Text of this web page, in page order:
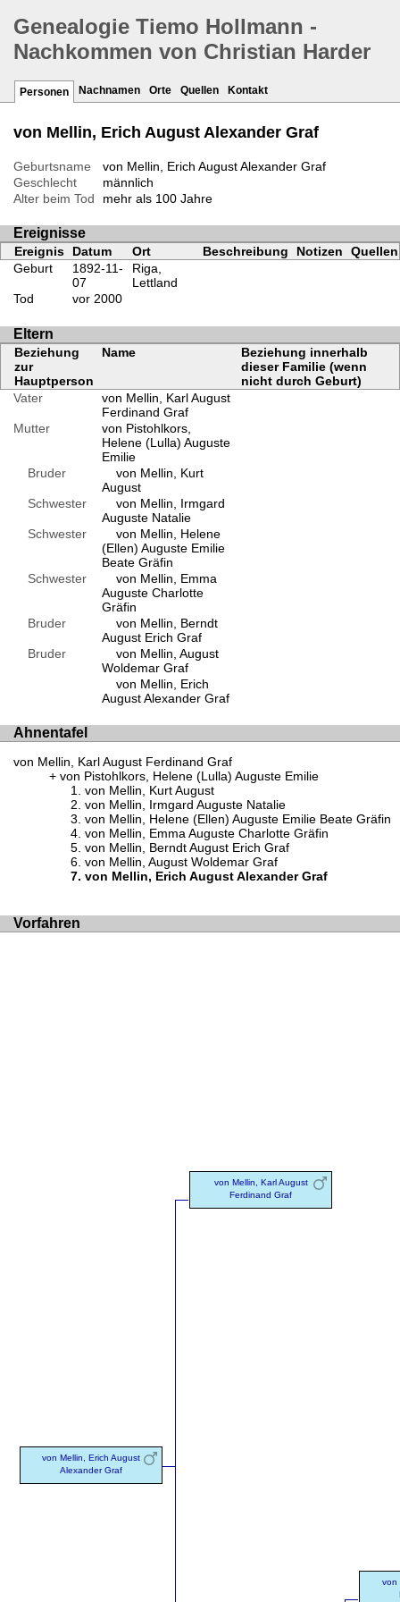
Genealogie Tiemo Hollmann -
Nachkommen von Christian Harder
Personen Nachnamen Orte Quellen Kontakt
von Mellin, Erich August Alexander Graf
Geburtsname
von Mellin, Erich August Alexander Graf
Geschlecht
männlich
Alter beim Tod
mehr als 100 Jahre
Ereignisse
Ereignis Datum Ort Beschreibung Notizen
Quellen
Geburt
1892-11-
07
Riga,
Lettland
Tod
vor 2000
Eltern
Beziehung
zur
Hauptperson
Name
Beziehung innerhalb
dieser Familie (wenn
nicht durch Geburt)
Vater
von Mellin, Karl August
Ferdinand Graf
Mutter
von Pistohlkors,
Helene (Lulla) Auguste
Emilie
Bruder
von Mellin, Kurt
August
Schwester
von Mellin, Irmgard
Auguste Natalie
Schwester
von Mellin, Helene
(Ellen) Auguste Emilie
Beate Gräfin
Schwester
von Mellin, Emma
Auguste Charlotte
Gräfin
Bruder
von Mellin, Berndt
August Erich Graf
Bruder
von Mellin, August
Woldemar Graf
von Mellin, Erich
August Alexander Graf
Ahnentafel
von Mellin, Karl August Ferdinand Graf
von Pistohlkors, Helene (Lulla) Auguste Emilie
von Mellin, Kurt August
von Mellin, Irmgard Auguste Natalie
von Mellin, Helene (Ellen) Auguste Emilie Beate Gräfin
von Mellin, Emma Auguste Charlotte Gräfin
von Mellin, Berndt August Erich Graf
von Mellin, August Woldemar Graf
von Mellin, Erich August Alexander Graf
Vorfahren
von Mellin, Erich August
Alexander Graf
von Mellin, Karl August
Ferdinand Graf
von